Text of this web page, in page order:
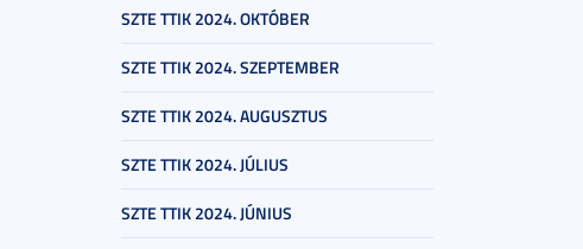
SZTE TTIK 2024. OKTÓBER
SZTE TTIK 2024. SZEPTEMBER
SZTE TTIK 2024. AUGUSZTUS
SZTE TTIK 2024. JÚLIUS
SZTE TTIK 2024. JÚNIUS